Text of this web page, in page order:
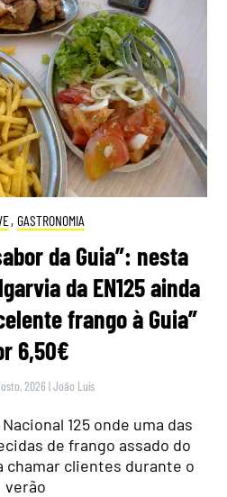
, GASTRONOMIA
da Guia”: nesta
da EN125 ainda
frango à Guia”
6,50€
2026 |João Luís
125 onde uma das
de frango assado do
chamar clientes durante o
verão